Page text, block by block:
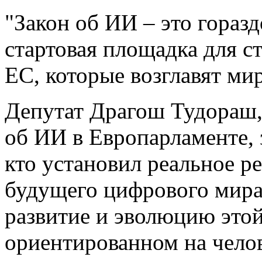
"Закон об ИИ – это
стартовая площадка для
ЕС, которые возглавят
Депутат Драгош
об ИИ в
кто установил реальное
будущего цифрового
развитие и эволюцию
ориентированном на